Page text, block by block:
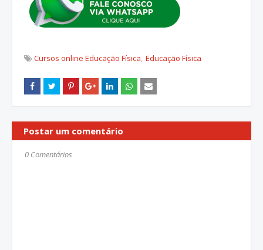
Cursos online Educação Física Educação Física
Postar um comentário
0 Comentários